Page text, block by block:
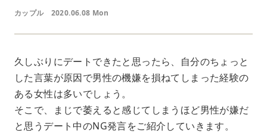
カップル 2020.06.08 Mon
久しぶりにデートできたと思ったら、自分のちょっと
した言葉が原因で男性の機嫌を損ねてしまった経験の
ある女性は多いでしょう。
そこで、まじで萎えると感じてしまうほど男性が嫌だ
と思うデート中のNG発言をご紹介していきます。